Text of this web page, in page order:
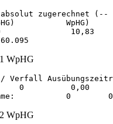
zugerechnet
WpHG)
0               10,83
WpHG
0          0,00
WpHG